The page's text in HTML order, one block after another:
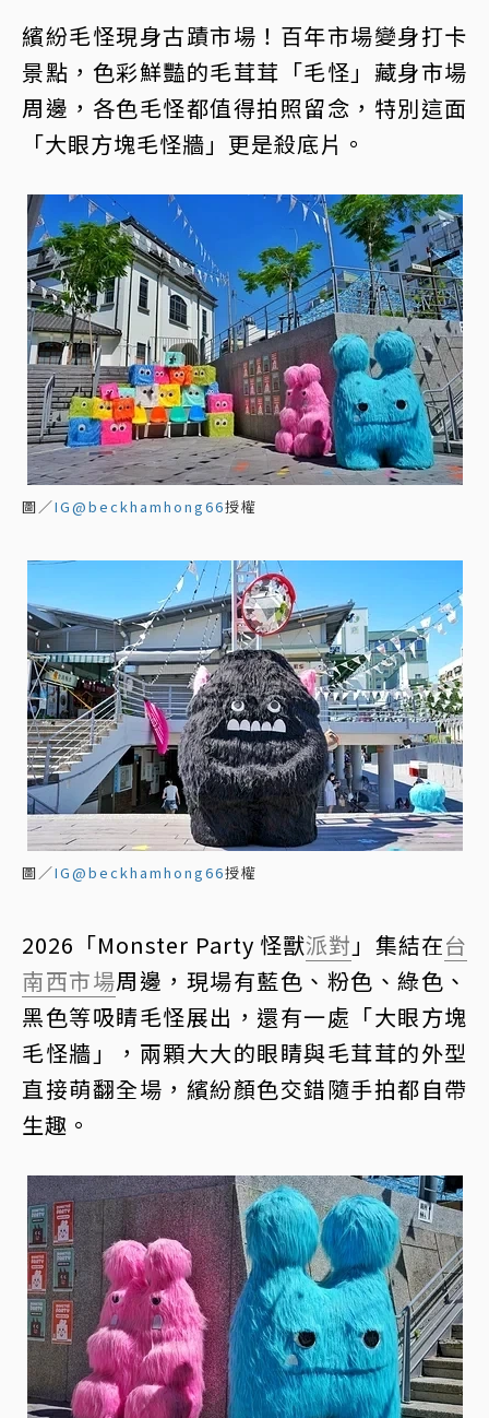
繽紛毛怪現身古蹟市場！百年市場變身打卡
景點，色彩鮮豔的毛茸茸「毛怪」藏身市場
周邊，各色毛怪都值得拍照留念，特別這面
「大眼方塊毛怪牆」更是殺底片。
圖／IG@beckhamhong66授權
圖／IG@beckhamhong66授權
2026「Monster Party 怪獸派對 」集結在台
南西市場周邊，現場有藍色、粉色、綠色、
黑色等吸睛毛怪展出，還有一處「大眼方塊
毛怪牆」，兩顆大大的眼睛與毛茸茸的外型
直接萌翻全場，繽紛顏色交錯隨手拍都自帶
生趣。